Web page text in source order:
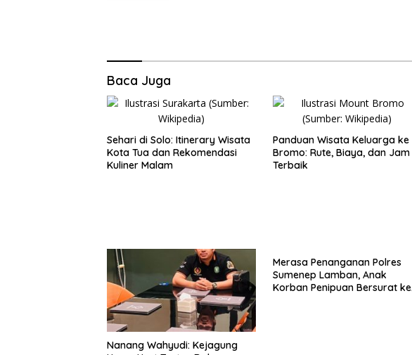
Baca Juga
Sehari di Solo: Itinerary Wisata
Kota Tua dan Rekomendasi
Kuliner Malam
Panduan Wisata Keluarga ke
Bromo: Rute, Biaya, dan Jam
Terbaik
Nanang Wahyudi: Kejagung
Merasa Penanganan Polres
Sumenep Lamban, Anak
Korban Penipuan Bersurat ke